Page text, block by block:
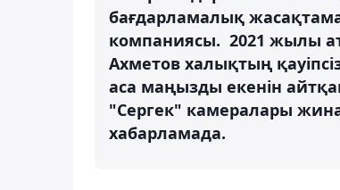
бағдарламалық
компаниясы. 2021 жылы
Ахметов халықтың
аса маңызды екенін
"Сергек" камералары
хабарламада.